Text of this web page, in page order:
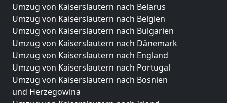
Umzug von Kaiserslautern nach Belarus
Umzug von Kaiserslautern nach Belgien
Umzug von Kaiserslautern nach Bulgarien
Umzug von Kaiserslautern nach Dänemark
Umzug von Kaiserslautern nach England
Umzug von Kaiserslautern nach Portugal
Umzug von Kaiserslautern nach Bosnien
und Herzegowina